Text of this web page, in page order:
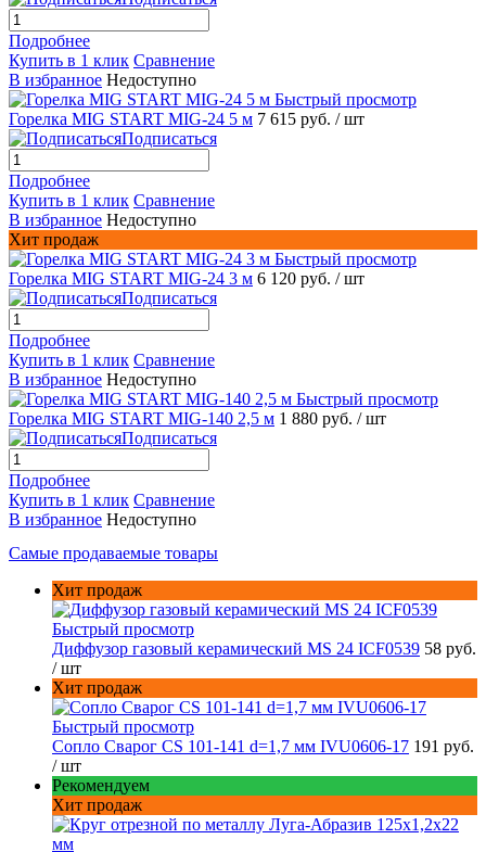
Подробнее
Купить в 1 клик Сравнение
В избранное Недоступно
Быстрый просмотр
Горелка MIG START MIG-24 5 м 7 615 руб. / шт
Подписаться
Подробнее
Купить в 1 клик Сравнение
В избранное Недоступно
Хит продаж
Быстрый просмотр
Горелка MIG START MIG-24 3 м 6 120 руб. / шт
Подписаться
Подробнее
Купить в 1 клик Сравнение
В избранное Недоступно
Быстрый просмотр
Горелка MIG START MIG-140 2,5 м 1 880 руб. / шт
Подписаться
Подробнее
Купить в 1 клик Сравнение
В избранное Недоступно
Самые продаваемые товары
Хит продаж
Быстрый просмотр
Диффузор газовый керамический MS 24 ICF0539 58 руб.
/ шт
Хит продаж
Быстрый просмотр
Сопло Сварог CS 101-141 d=1,7 мм IVU0606-17 191 руб.
/ шт
Рекомендуем
Хит продаж